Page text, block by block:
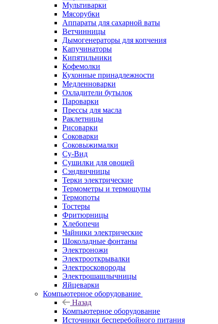
Мультиварки
Мясорубки
Аппараты для сахарной ваты
Ветчинницы
Дымогенераторы для копчения
Капучинаторы
Кипятильники
Кофемолки
Кухонные принадлежности
Медленноварки
Охладители бутылок
Пароварки
Прессы для масла
Раклетницы
Рисоварки
Соковарки
Соковыжималки
Су-Вид
Сушилки для овощей
Сэндвичницы
Терки электрические
Термометры и термощупы
Термопоты
Тостеры
Фритюрницы
Хлебопечи
Чайники электрические
Шоколадные фонтаны
Электроножи
Электрооткрывалки
Электросковороды
Электрошашлычницы
Яйцеварки
Компьютерное оборудование
Назад
Компьютерное оборудование
Источники бесперебойного питания